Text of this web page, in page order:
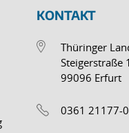
KONTAKT
Thüringer
Steigerstraße
99096 Erfurt
0361 21177-0